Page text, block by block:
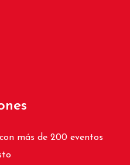
más de 200 eventos